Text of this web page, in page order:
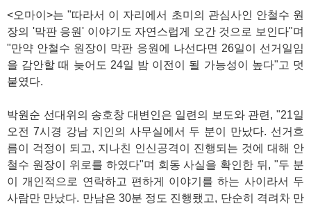
<오마이>는 "따라서 이 자리에서 초미의 관심사인 안철수 원
장의 '막판 응원' 이야기도 자연스럽게 오간 것으로 보인다"며
"만약 안철수 원장이 막판 응원에 나선다면 26일이 선거일임
을 감안할 때 늦어도 24일 밤 이전이 될 가능성이 높다"고 덧
붙였다.
박원순 선대위의 송호창 대변인은 일련의 보도와 관련, "21일
오전 7시경 강남 지인의 사무실에서 두 분이 만났다. 선거흐
름이 걱정이 되고, 지나친 인신공격이 진행되는 것에 대해 안
철수 원장이 위로를 하였다"며 회동 사실을 확인한 뒤, "두 분
이 개인적으로 연락하고 편하게 이야기를 하는 사이라서 두
사람만 만났다. 만남은 30분 정도 진행됐고, 단순히 격려차 만